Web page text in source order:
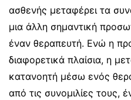
ασθενής μεταφέρει τα
μια άλλη σημαντική
έναν θεραπευτή. Ενώ η
διαφορετικά πλαίσια, η
κατανοητή μέσω ενός
από τις συνομιλίες τους,